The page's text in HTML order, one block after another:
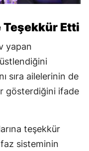
Etti
yapan
sıra ailelerinin de
gösterdiğini ifade
teşekkür
sisteminin